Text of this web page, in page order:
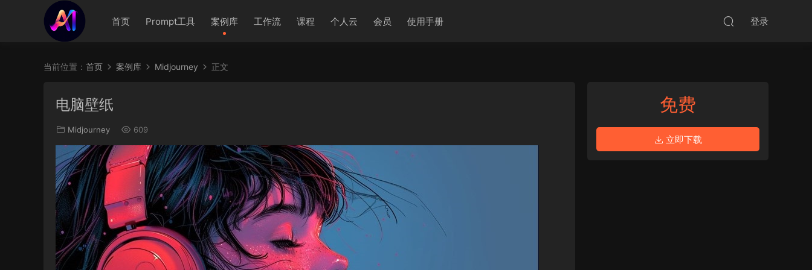
首页 Prompt工具 案例库 工作流 课程 个人云 会员 使用手册 登录
当前位置： 首页 案例库 Midjourney 正文
电脑壁纸
Midjourney 609
免费
立即下载